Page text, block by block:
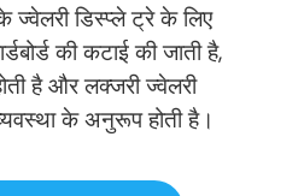
ज्वेलरी डिस्प्ले ट्रे के लिए
की कटाई की जाती है,
है और लक्जरी ज्वेलरी
के अनुरूप होती है।